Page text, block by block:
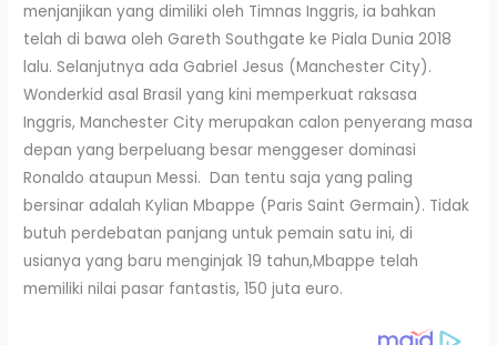
menjanjikan yang dimiliki oleh Timnas Inggris, ia bahkan
telah di bawa oleh Gareth Southgate ke Piala Dunia 2018
lalu. Selanjutnya ada Gabriel Jesus (Manchester City).
Wonderkid asal Brasil yang kini memperkuat raksasa
Inggris, Manchester City merupakan calon penyerang masa
depan yang berpeluang besar menggeser dominasi
Ronaldo ataupun Messi. Dan tentu saja yang paling
bersinar adalah Kylian Mbappe (Paris Saint Germain). Tidak
butuh perdebatan panjang untuk pemain satu ini, di
usianya yang baru menginjak 19 tahun,Mbappe telah
memiliki nilai pasar fantastis, 150 juta euro.